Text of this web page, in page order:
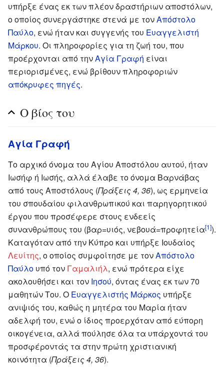
υπήρξε ένας εκ των πλέον δραστήριων αποστόλων,
ο οποίος συνεργάστηκε στενά με τονΑπόστολο
Παύλο, ενώ ήταν και συγγενής του Ευαγγελιστή
Μάρκου. Οι πληροφορίες για τη ζωή του, που
προέρχονται από τηνΑγία Γραφή είναι
περιορισμένες, ενώ βρίθουν πληροφοριών
απόκρυφες πηγές.
Ο βίος του
Αγία Γραφή
Το αρχικό όνομα του Αγίου Αποστόλου αυτού, ήταν
Ιωσήφ ή Ιωσής, αλλά έλαβε το όνομα Βαρνάβας
από τους Αποστόλους (Πράξεις 4, 36), ως ερμηνεία
του σπουδαίου φιλανθρωπικού και παρηγορητικού
έργου που προσέφερε στους ενδεείς
συνανθρώπους του (βαρ=υιός, νεβουά=προφητεία[1]).
Kαταγόταν από την Κύπρο και υπήρξε Ιουδαίος
Λευίτης, ο οποίος συμφοίτησε με τονΑπόστολο
Παύλο υπό τον Γαμαλιήλ, ενώ πρότερα είχε
ακολουθήσει και τον Ιησού, όντας ένας εκ των 70
μαθητών Του. Ο Ευαγγελιστής Μάρκος υπήρξε
ανιψιός του, καθώς η μητέρα του Μαρία ήταν
αδελφή του, ενώ ο ίδιος προερχόταν από εύπορη
οικογένεια, αλλά πούλησε όλα τα υπάρχοντά του
προσφέροντάς τα στην πρώτη χριστιανική
κοινότητα (Πράξεις 4, 36).